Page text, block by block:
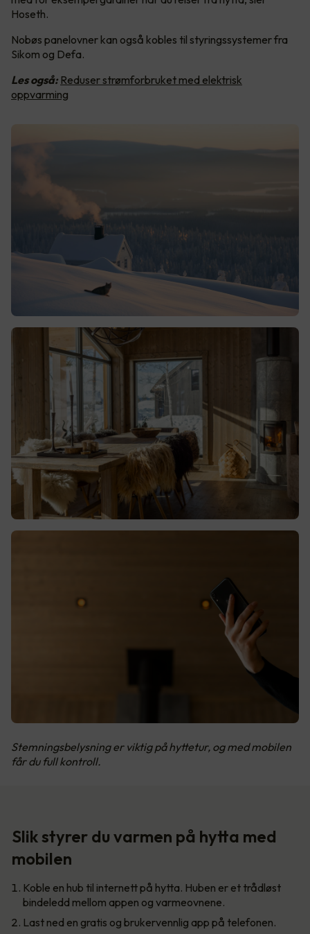
Hoseth.
Nobøs panelovner kan også kobles til styringssystemer fra
Sikom og Defa.
Les også: Reduser strømforbruket med elektrisk
oppvarming
Stemningsbelysning er viktig på hyttetur, og med mobilen
får du full kontroll.
Slik styrer du varmen på hytta med
mobilen
Koble en hub til internett på hytta. Huben er et trådløst
bindeledd mellom appen og varmeovnene.
Last ned en gratis og brukervennlig app på telefonen.